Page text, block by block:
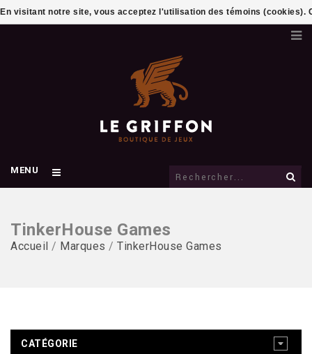
MENU
TinkerHouse Games
Accueil / Marques / TinkerHouse Games
CATÉGORIE
En visitant notre site, vous acceptez l'utilisation des témoins